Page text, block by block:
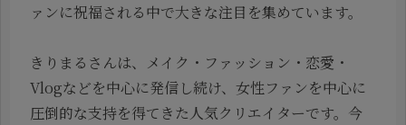
ァンに祝福される中で大きな注目を集めています。
きりまるさんは、メイク・ファッション・恋愛・
Vlogなどを中心に発信し続け、女性ファンを中心に
圧倒的な支持を得てきた人気クリエイターです。今